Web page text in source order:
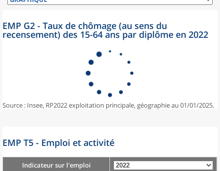
EMP G2 - Taux de chômage (au sens du
recensement) des 15-64 ans par diplôme en 2022
Source : Insee, RP2022 exploitation principale, géographie au 01/01/2025.
EMP T5 - Emploi et activité
Indicateur sur l'emploi